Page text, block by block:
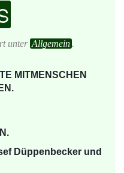
unter Allgemein .
MITMENSCHEN
Düppenbecker und